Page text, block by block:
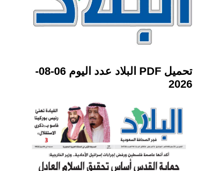
تحميل PDF البلاد عدد اليوم 06-08-
2026